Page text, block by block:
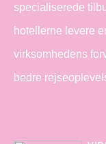
specialiserede
hotellerne levere
virksomhedens
bedre